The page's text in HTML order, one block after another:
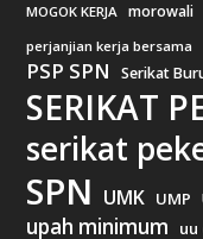
MOGOK KERJA morowali
perjanjian kerja bersama
PSP SPN Serikat
SERIKAT
serikat
SPN UMK UMP
upah minimum uu